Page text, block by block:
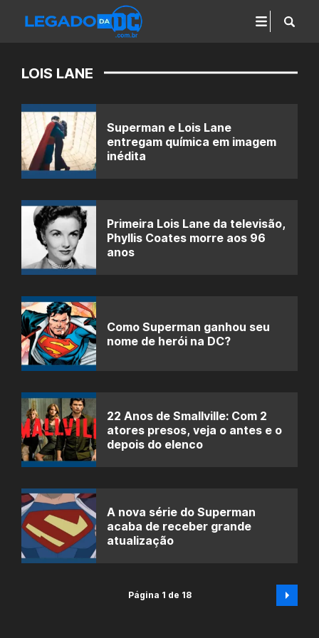
LOIS LANE
Superman e Lois Lane
entregam química em imagem
inédita
Primeira Lois Lane da televisão,
Phyllis Coates morre aos 96
anos
Como Superman ganhou seu
nome de herói na DC?
22 Anos de Smallville: Com 2
atores presos, veja o antes e o
depois do elenco
A nova série do Superman
acaba de receber grande
atualização
Página 1 de 18